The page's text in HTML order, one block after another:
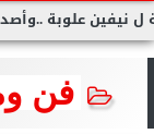
..وأصدقاؤها فى صيف
فن